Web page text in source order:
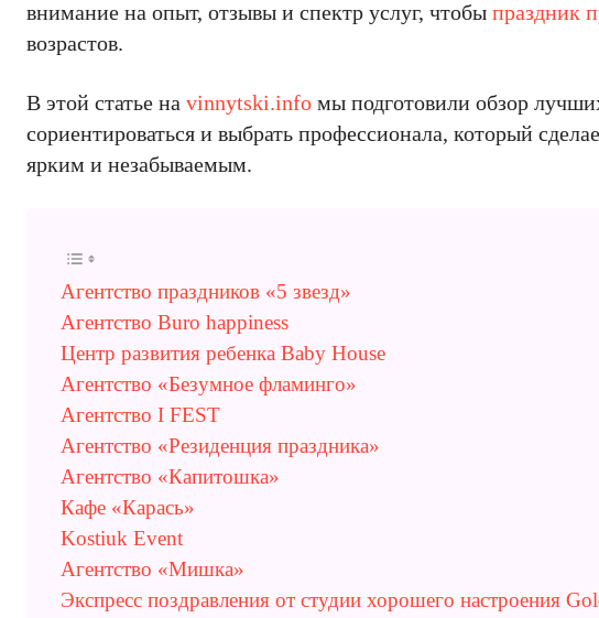
внимание на опыт, отзывы и спектр услуг, чтобы праздник
возрастов.
В этой статье на vinnytski.info мы подготовили обзор
сориентироваться и выбрать профессионала, который
ярким и незабываемым.
Агентство праздников «5 звезд»
Агентство Buro happiness
Центр развития ребенка Baby House
Агентство «Безумное фламинго»
Агентство I FEST
Агентство «Резиденция праздника»
Агентство «Капитошка»
Кафе «Карась»
Kostiuk Event
Агентство «Мишка»
Экспресс поздравления от студии хорошего настроения